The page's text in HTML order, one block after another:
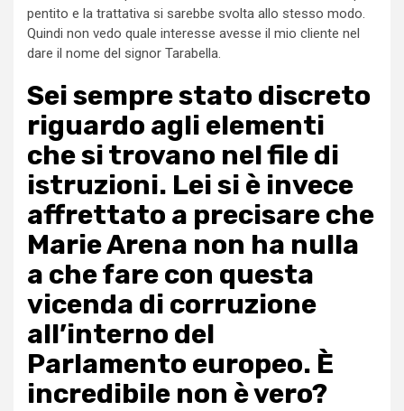
pentito e la trattativa si sarebbe svolta allo stesso modo.
Quindi non vedo quale interesse avesse il mio cliente nel
dare il nome del signor Tarabella.
Sei sempre stato discreto
riguardo agli elementi
che si trovano nel file di
istruzioni. Lei si è invece
affrettato a precisare che
Marie Arena non ha nulla
a che fare con questa
vicenda di corruzione
all’interno del
Parlamento europeo. È
incredibile non è vero?